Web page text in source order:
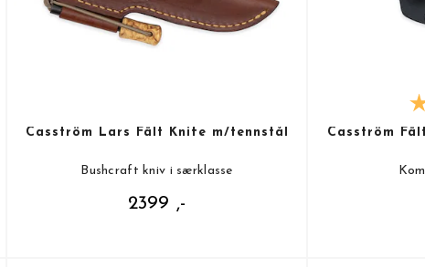
Casström Lars Fält Knife m/tennstål
Bushcraft kniv i særklasse
2399 ,-
Casström